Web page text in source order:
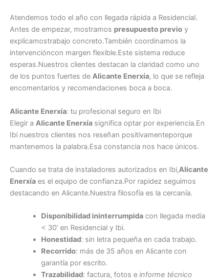
Atendemos todo el año con llegada rápida a Residencial.
Antes de empezar, mostramos presupuesto previo y
explicamostrabajo concreto.También coordinamos la
intervencióncon margen flexible.Este sistema reduce
esperas.Nuestros clientes destacan la claridad como uno
de los puntos fuertes de Alicante Enerxía, lo que se refleja
encomentarios y recomendaciones boca a boca.
Alicante Enerxía: tu profesional seguro en Ibi
Elegir a Alicante Enerxía significa optar por experiencia.En
Ibi nuestros clientes nos reseñan positivamenteporque
mantenemos la palabra.Esa constancia nos hace únicos.
Cuando se trata de instaladores autorizados en Ibi,Alicante
Enerxía es el equipo de confianza.Por rapidez seguimos
destacando en Alicante.Nuestra filosofía es la cercanía.
Disponibilidad ininterrumpidacon llegada media
< 30’ en Residencial y Ibi.
Honestidad: sin letra pequeña en cada trabajo.
Recorrido: más de 35 años en Alicante con
garantía por escrito.
Trazabilidad: factura, fotos e informe técnico